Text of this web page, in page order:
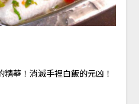
華！消滅手裡白飯的元凶！